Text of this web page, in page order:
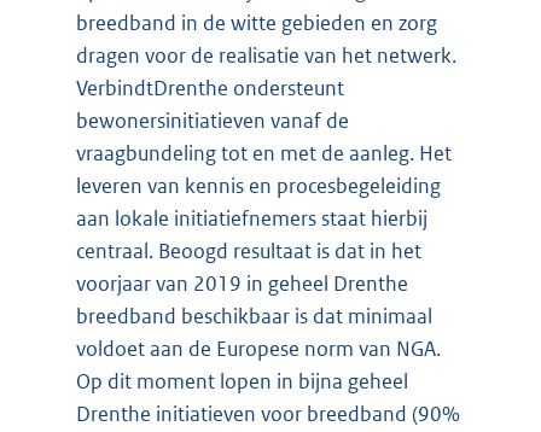
breedband in de witte gebieden en zorg
dragen voor de realisatie van het netwerk.
VerbindtDrenthe ondersteunt
bewonersinitiatieven vanaf de
vraagbundeling tot en met de aanleg. Het
leveren van kennis en procesbegeleiding
aan lokale initiatiefnemers staat hierbij
centraal. Beoogd resultaat is dat in het
voorjaar van 2019 in geheel Drenthe
breedband beschikbaar is dat minimaal
voldoet aan de Europese norm van NGA.
Op dit moment lopen in bijna geheel
Drenthe initiatieven voor breedband (90%